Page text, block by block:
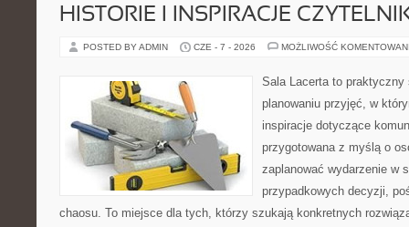
HISTORIE I INSPIRACJE
POSTED BY ADMIN CZE - 7 - 2026 MOŻLIWOŚĆ
Sala Lacerta to praktyczny
planowaniu przyjęć, w
inspiracje dotyczące
przygotowana z myślą o
zaplanować wydarzenie w
przypadkowych decyzji,
chaosu. To miejsce dla tych, którzy szukają konkretnych